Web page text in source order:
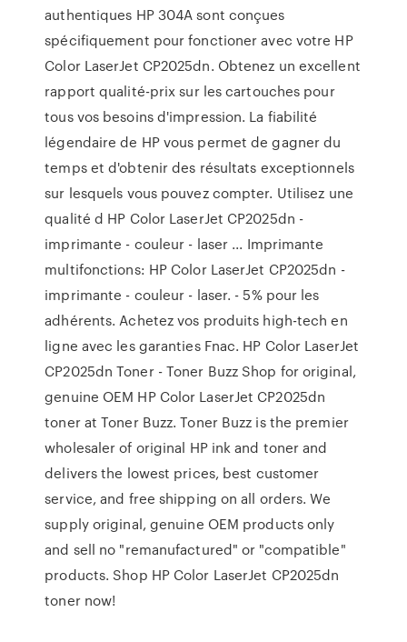
authentiques HP 304A sont conçues
spécifiquement pour fonctioner avec votre HP
Color LaserJet CP2025dn. Obtenez un excellent
rapport qualité-prix sur les cartouches pour
tous vos besoins d'impression. La fiabilité
légendaire de HP vous permet de gagner du
temps et d'obtenir des résultats exceptionnels
sur lesquels vous pouvez compter. Utilisez une
qualité d HP Color LaserJet CP2025dn -
imprimante - couleur - laser ... Imprimante
multifonctions: HP Color LaserJet CP2025dn -
imprimante - couleur - laser. - 5% pour les
adhérents. Achetez vos produits high-tech en
ligne avec les garanties Fnac. HP Color LaserJet
CP2025dn Toner - Toner Buzz Shop for original,
genuine OEM HP Color LaserJet CP2025dn
toner at Toner Buzz. Toner Buzz is the premier
wholesaler of original HP ink and toner and
delivers the lowest prices, best customer
service, and free shipping on all orders. We
supply original, genuine OEM products only
and sell no "remanufactured" or "compatible"
products. Shop HP Color LaserJet CP2025dn
toner now!